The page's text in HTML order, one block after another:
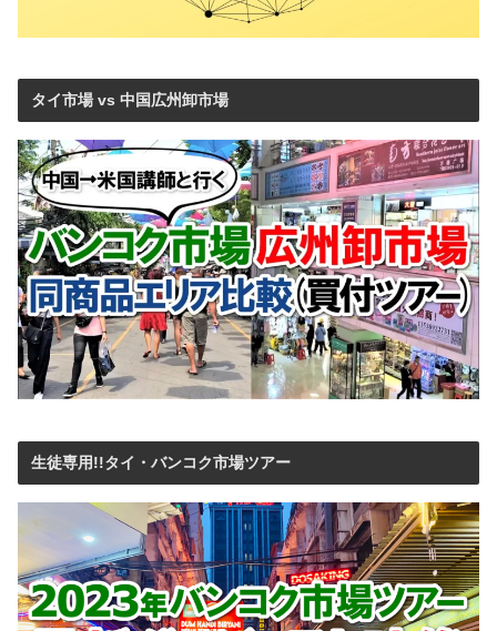
タイ市場 vs 中国広州卸市場
生徒専用!!タイ・バンコク市場ツアー